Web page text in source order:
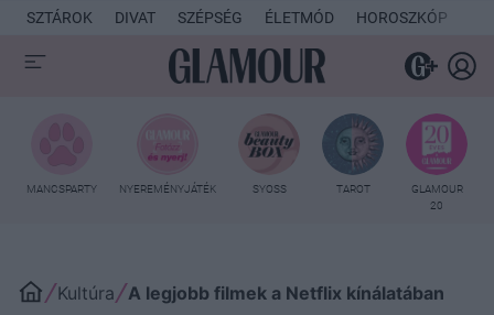
SZTÁROK DIVAT SZÉPSÉG ÉLETMÓD HOROSZKÓP
MANCSPARTY NYEREMÉNYJÁTÉK SYOSS TAROT
GLAMOUR
20
Kultúra A legjobb filmek a Netflix kínálatában